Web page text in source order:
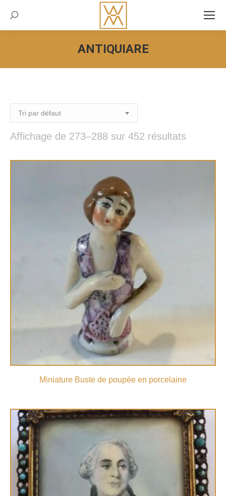
Recherche:
ANTIQUIARE
Vous êtes ici :
Affichage de 273–288 sur 452 résultats
Miniature Buste de poupée en porcelaine